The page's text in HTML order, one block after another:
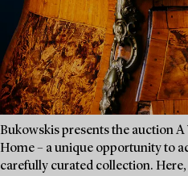
Bukowskis presents the auction A
Home – a unique opportunity to
carefully curated collection.